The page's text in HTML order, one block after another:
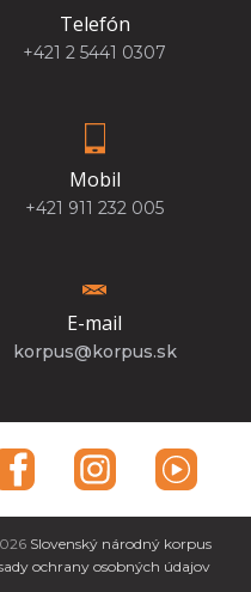
Telefón
+421 2 5441 0307
Mobil
+421 911 232 005
E-mail
korpus@korpus.sk
Slovenský národný korpus
ochrany osobných údajov